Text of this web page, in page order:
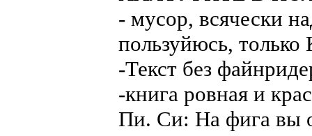
- мусор, всячески
пользуйюсь,
-Текст без
-книга ровная и
Пи. Си: На фига вы